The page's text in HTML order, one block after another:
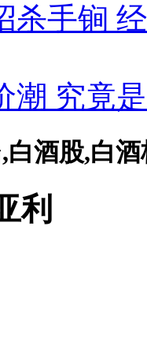
杀手锏
潮 究竟
酒股,白酒
利